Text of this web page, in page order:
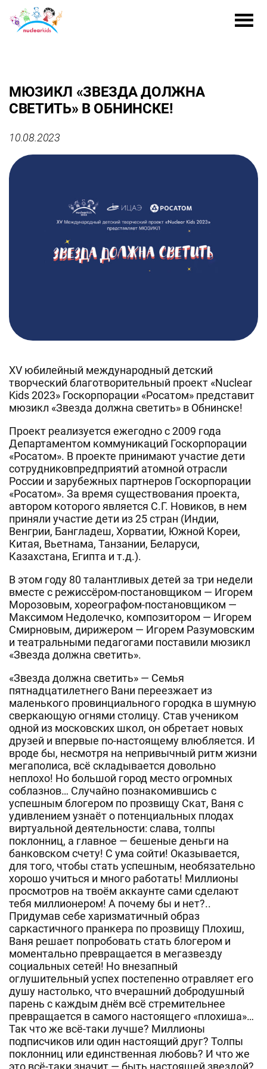
МЮЗИКЛ «ЗВЕЗДА ДОЛЖНА
СВЕТИТЬ» В ОБНИНСКЕ!
10.08.2023
XV юбилейный международный детский
творческий благотворительный проект «Nuclear
Kids 2023» Госкорпорации «Росатом» представит
мюзикл «Звезда должна светить» в Обнинске!
Проект реализуется ежегодно с 2009 года
Департаментом коммуникаций Госкорпорации
«Росатом». В проекте принимают участие дети
сотрудниковпредприятий атомной отрасли
России и зарубежных партнеров Госкорпорации
«Росатом». За время существования проекта,
автором которого является С.Г. Новиков, в нем
приняли участие дети из 25 стран (Индии,
Венгрии, Бангладеш, Хорватии, Южной Кореи,
Китая, Вьетнама, Танзании, Беларуси,
Казахстана, Египта и т.д.).
В этом году 80 талантливых детей за три недели
вместе с режиссёром-постановщиком — Игорем
Морозовым, хореографом-постановщиком —
Максимом Недолечко, композитором — Игорем
Смирновым, дирижером — Игорем Разумовским
и театральными педагогами поставили мюзикл
«Звезда должна светить».
«Звезда должна светить» — Семья
пятнадцатилетнего Вани переезжает из
маленького провинциального городка в шумную
сверкающую огнями столицу. Став учеником
одной из московских школ, он обретает новых
друзей и впервые по-настоящему влюбляется. И
вроде бы, несмотря на непривычный ритм жизни
мегаполиса, всё складывается довольно
неплохо! Но большой город место огромных
соблазнов… Случайно познакомившись с
успешным блогером по прозвищу Скат, Ваня с
удивлением узнаёт о потенциальных плодах
виртуальной деятельности: слава, толпы
поклонниц, а главное — бешеные деньги на
банковском счету! С ума сойти! Оказывается,
для того, чтобы стать успешным, необязательно
хорошо учиться и много работать! Миллионы
просмотров на твоём аккаунте сами сделают
тебя миллионером! А почему бы и нет?..
Придумав себе харизматичный образ
саркастичного пранкера по прозвищу Плохиш,
Ваня решает попробовать стать блогером и
моментально превращается в мегазвезду
социальных сетей! Но внезапный
оглушительный успех постепенно отравляет его
душу настолько, что вчерашний добродушный
парень с каждым днём всё стремительнее
превращается в самого настоящего «плохиша»…
Так что же всё-таки лучше? Миллионы
подписчиков или один настоящий друг? Толпы
поклонниц или единственная любовь? И что же
это всё-таки значит — быть настоящей звездой?